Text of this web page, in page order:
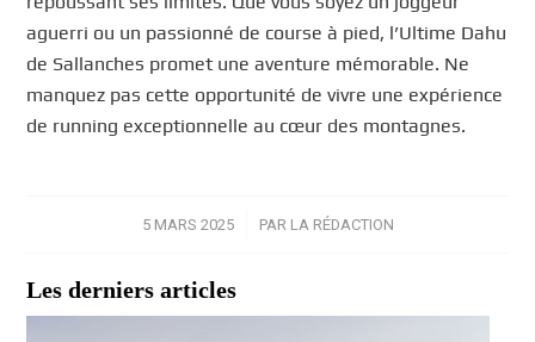
aguerri ou un passionné de course à pied, l’Ultime Dahu
de Sallanches promet une aventure mémorable. Ne
manquez pas cette opportunité de vivre une expérience
de running exceptionnelle au cœur des montagnes.
5 MARS 2025
/ PAR LA RÉDACTION
Les derniers articles